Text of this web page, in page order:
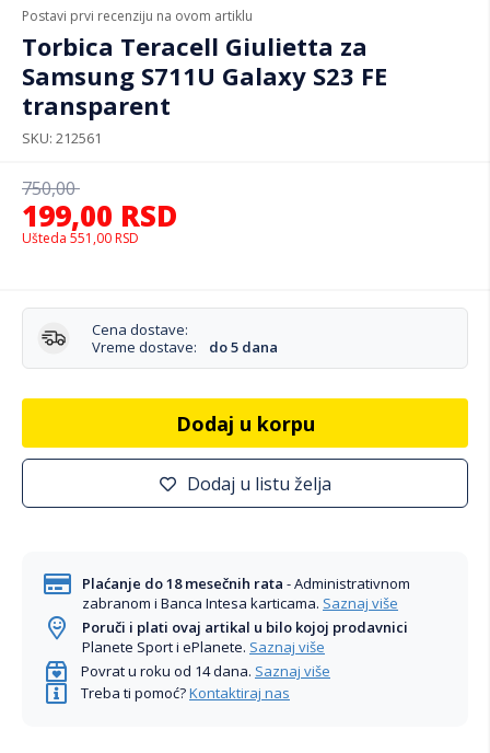
Postavi prvi recenziju na ovom artiklu
Torbica Teracell Giulietta za
Samsung S711U Galaxy S23 FE
transparent
SKU 212561
199,00 RSD
750,00
Ušteda 551,00 RSD
Cena dostave:
Vreme dostave:
do 5 dana
Dodaj u korpu
Dodaj u listu želja
Plaćanje do 18 mesečnih rata - Administrativnom
zabranom i Banca Intesa karticama. Saznaj više
Poruči i plati ovaj artikal u bilo kojoj prodavnici
Planete Sport i ePlanete. Saznaj više
Povrat u roku od 14 dana. Saznaj više
Treba ti pomoć?Kontaktiraj nas